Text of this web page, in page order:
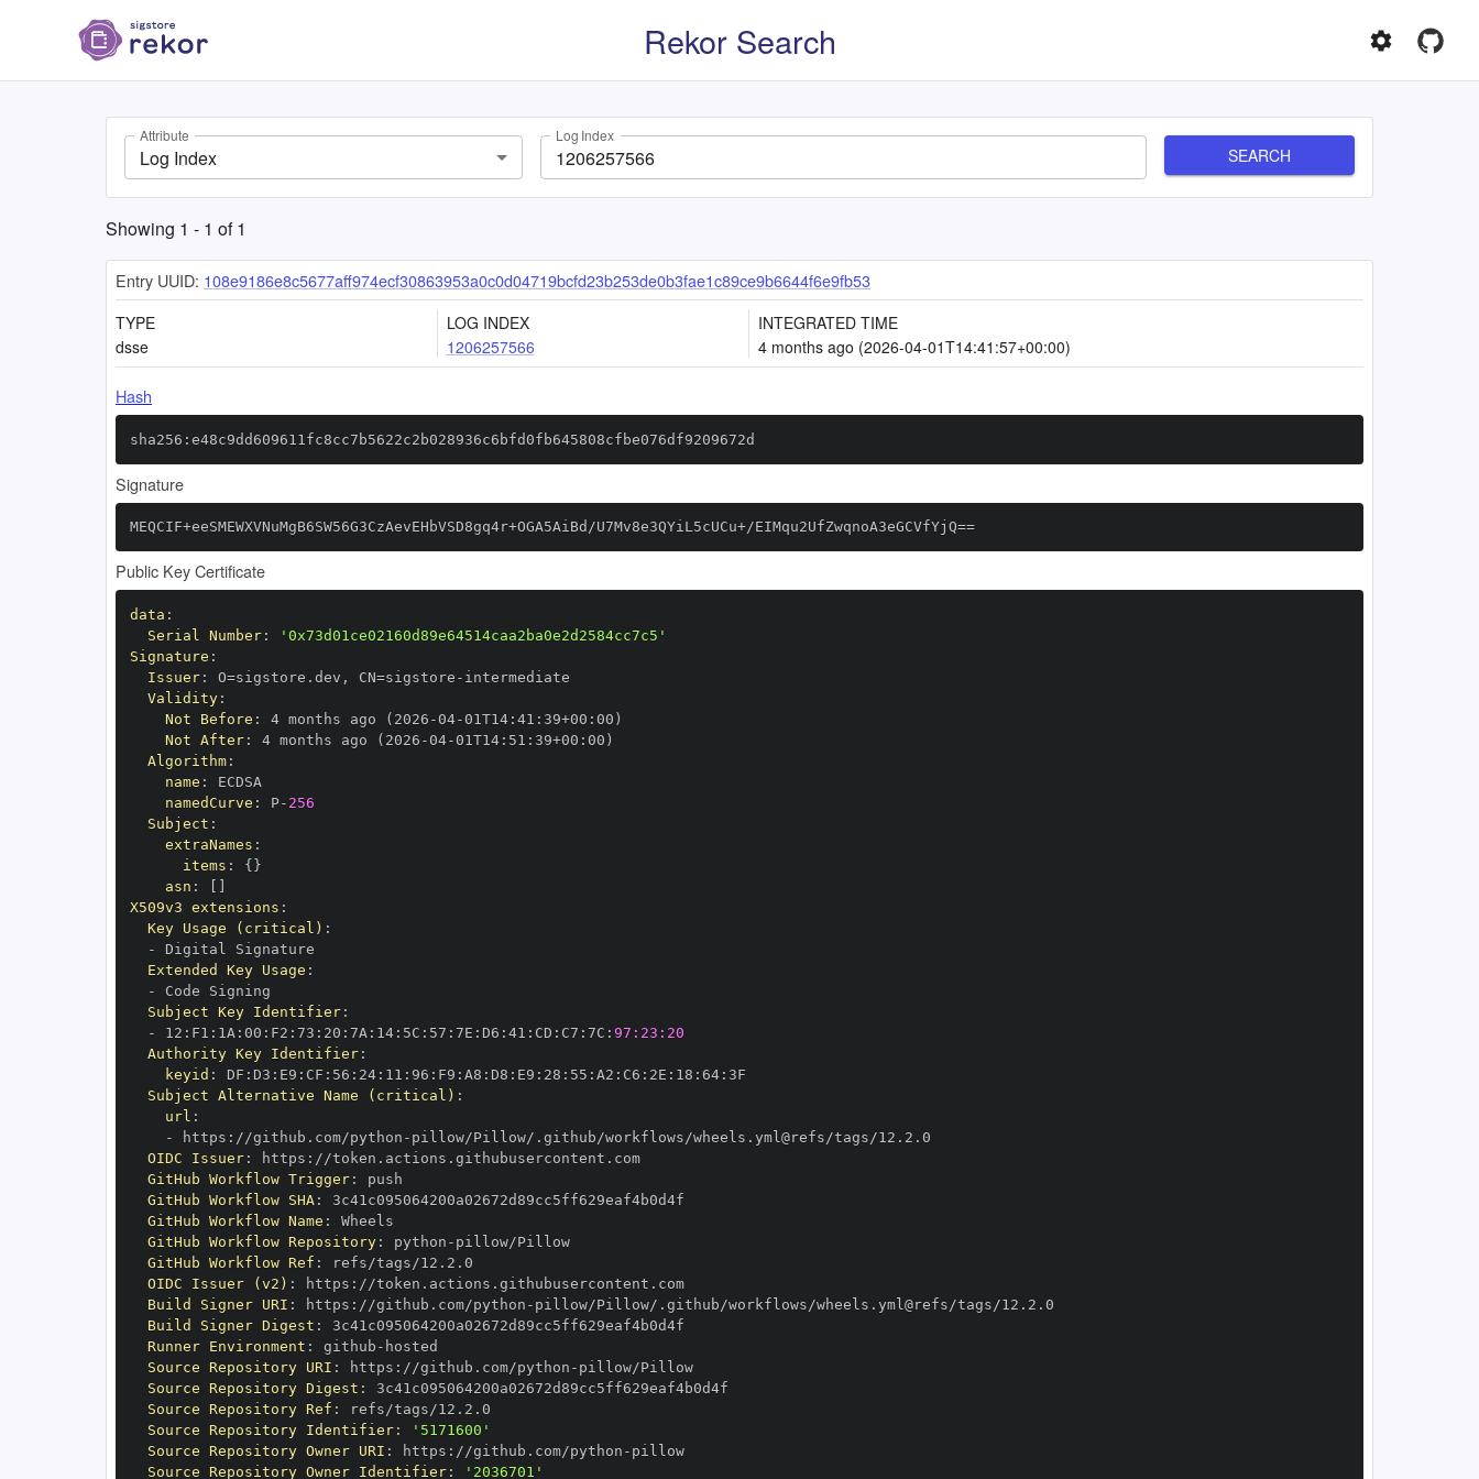
Rekor Search
Attribute
Log Index
Log Index
SEARCH
Showing 1 - 1 of1
Entry UUID: 108e9186e8c5677aff974ecf30863953a0c0d04719bcfd23b253de0b3fae1c89ce9b6644f6e9fb53
TYPE
dsse
LOG INDEX
1206257566
INTEGRATED TIME
4 months ago (2026-04-01T14:41:57+00:00)
Hash
sha256:e48c9dd609611fc8cc7b5622c2b028936c6bfd0fb645808cfbe076df9209672d
Signature
MEQCIF+eeSMEWXVNuMgB6SW56G3CzAevEHbVSD8gq4r+OGA5AiBd/U7Mv8e3QYiL5cUCu+/EIMqu2UfZwqnoA3eGCVfYjQ==
Public Key Certificate
data :
Serial Number:
'0x73d01ce02160d89e64514caa2ba0e2d2584cc7c5'
Signature :
Issuer: O=sigstore.dev , CN=sigstore -
Validity:
Not Before : 4 months ago (2026 -04-01T14: 41 : 39+00 :
Not After: 4 months ago (2026 -04-01T14: 51 : 39+00 :
Algorithm:
name :
namedCurve : P- 256
Subject :
extraNames :
items : { }
asn :
X509v3 extensions :
Key Usage (critical) :
-
Extended Key Usage :
-
Subject Key Identifier:
-
12 : F1 : 1A : 00 : F2 : 73 : 20 : 7A : 14: 5C : 57 : 7E : D6 : 41 : CD : C7 : 7C : 97:23:20
Authority Key Identifier:
keyid : DF : D3 : E9 : CF : 56 : 24: 11 : 96 : F9 : A8 : D8 : E9 : 28 : 55 : A2 : C6 : 2E : 18 : 64:
Subject Alternative Name (critical) :
url :
-
https : //github.com/python -
OIDC Issuer: https :
//token.actions.githubusercontent.com
GitHub Workflow Trigger:
GitHub Workflow SHA:
GitHub Workflow Name :
GitHub Workflow Repository: python -
pillow/Pillow
GitHub Workflow Ref :
OIDC Issuer (v2) : https :
//token.actions.githubusercontent.com
Build Signer URI : https : //github.com/python -
Build Signer Digest :
Runner Environment : github -
Source Repository URI : https : //github.com/python -
pillow/Pillow
Source Repository Digest :
Source Repository Ref :
Source Repository Identifier:
'5171600'
Source Repository Owner URI : https : //github.com/python -
pillow
Source Repository Owner Identifier: '2036701'